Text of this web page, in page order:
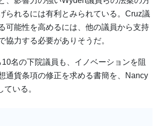
られるには有利とみられている。Cruz議
可能性を高めるには、他の議員から支持
協力する必要がありそうだ。
10名の下院議員も、イノベーションを阻
通貨条項の修正を求める書簡を、Nancy
いる。